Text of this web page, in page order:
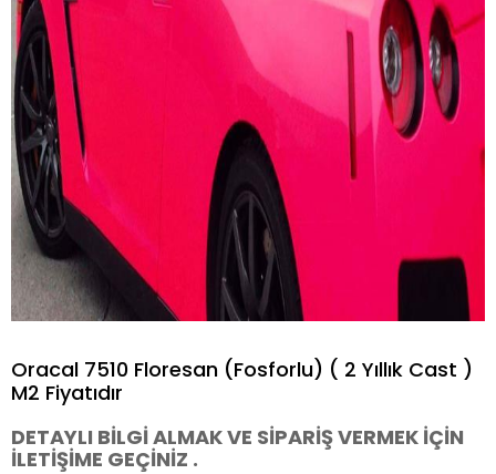
Oracal 7510 Floresan (Fosforlu) ( 2 Yıllık Cast )
M2 Fiyatıdır
DETAYLI BİLGİ ALMAK VE SİPARİŞ VERMEK İÇİN
İLETİŞİME GEÇİNİZ .